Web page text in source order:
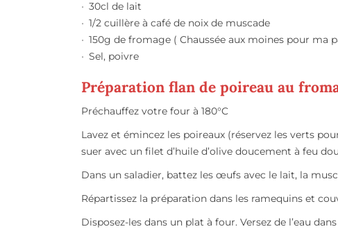
30cl de lait
1/2 cuillère à café de noix de muscade
150g de fromage ( Chaussée aux moines pour ma
Sel, poivre
Préparation flan de poireau au
Préchauffez votre four à 180°C
Lavez et émincez les poireaux (réservez les verts
suer avec un filet d’huile d’olive doucement à feu
Dans un saladier, battez les œufs avec le lait, la
Répartissez la préparation dans les ramequins et
Disposez-les dans un plat à four. Versez de l’eau